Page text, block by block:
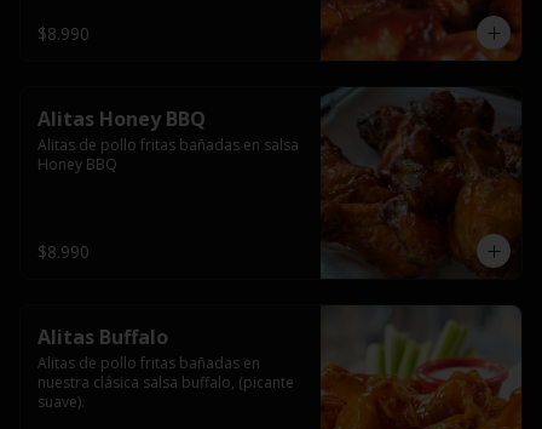
$8.990
Alitas Honey BBQ
Alitas de pollo fritas bañadas en salsa
Honey BBQ
$8.990
Alitas Buffalo
Alitas de pollo fritas bañadas en
nuestra clásica salsa buffalo, (picante
suave).